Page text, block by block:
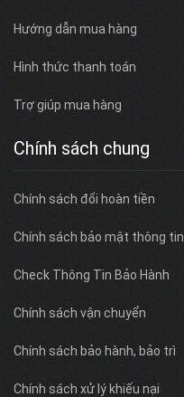
Hướng dẫn mua hàng
Hình thức thanh toán
Trợ giúp mua hàng
Chính sách chung
Chính sách đổi hoàn tiền
Chính sách bảo mật thông tin
Check Thông Tin Bảo Hành
Chính sách vận chuyển
Chính sách bảo hành, bảo trì
Chính sách xử lý khiếu nại